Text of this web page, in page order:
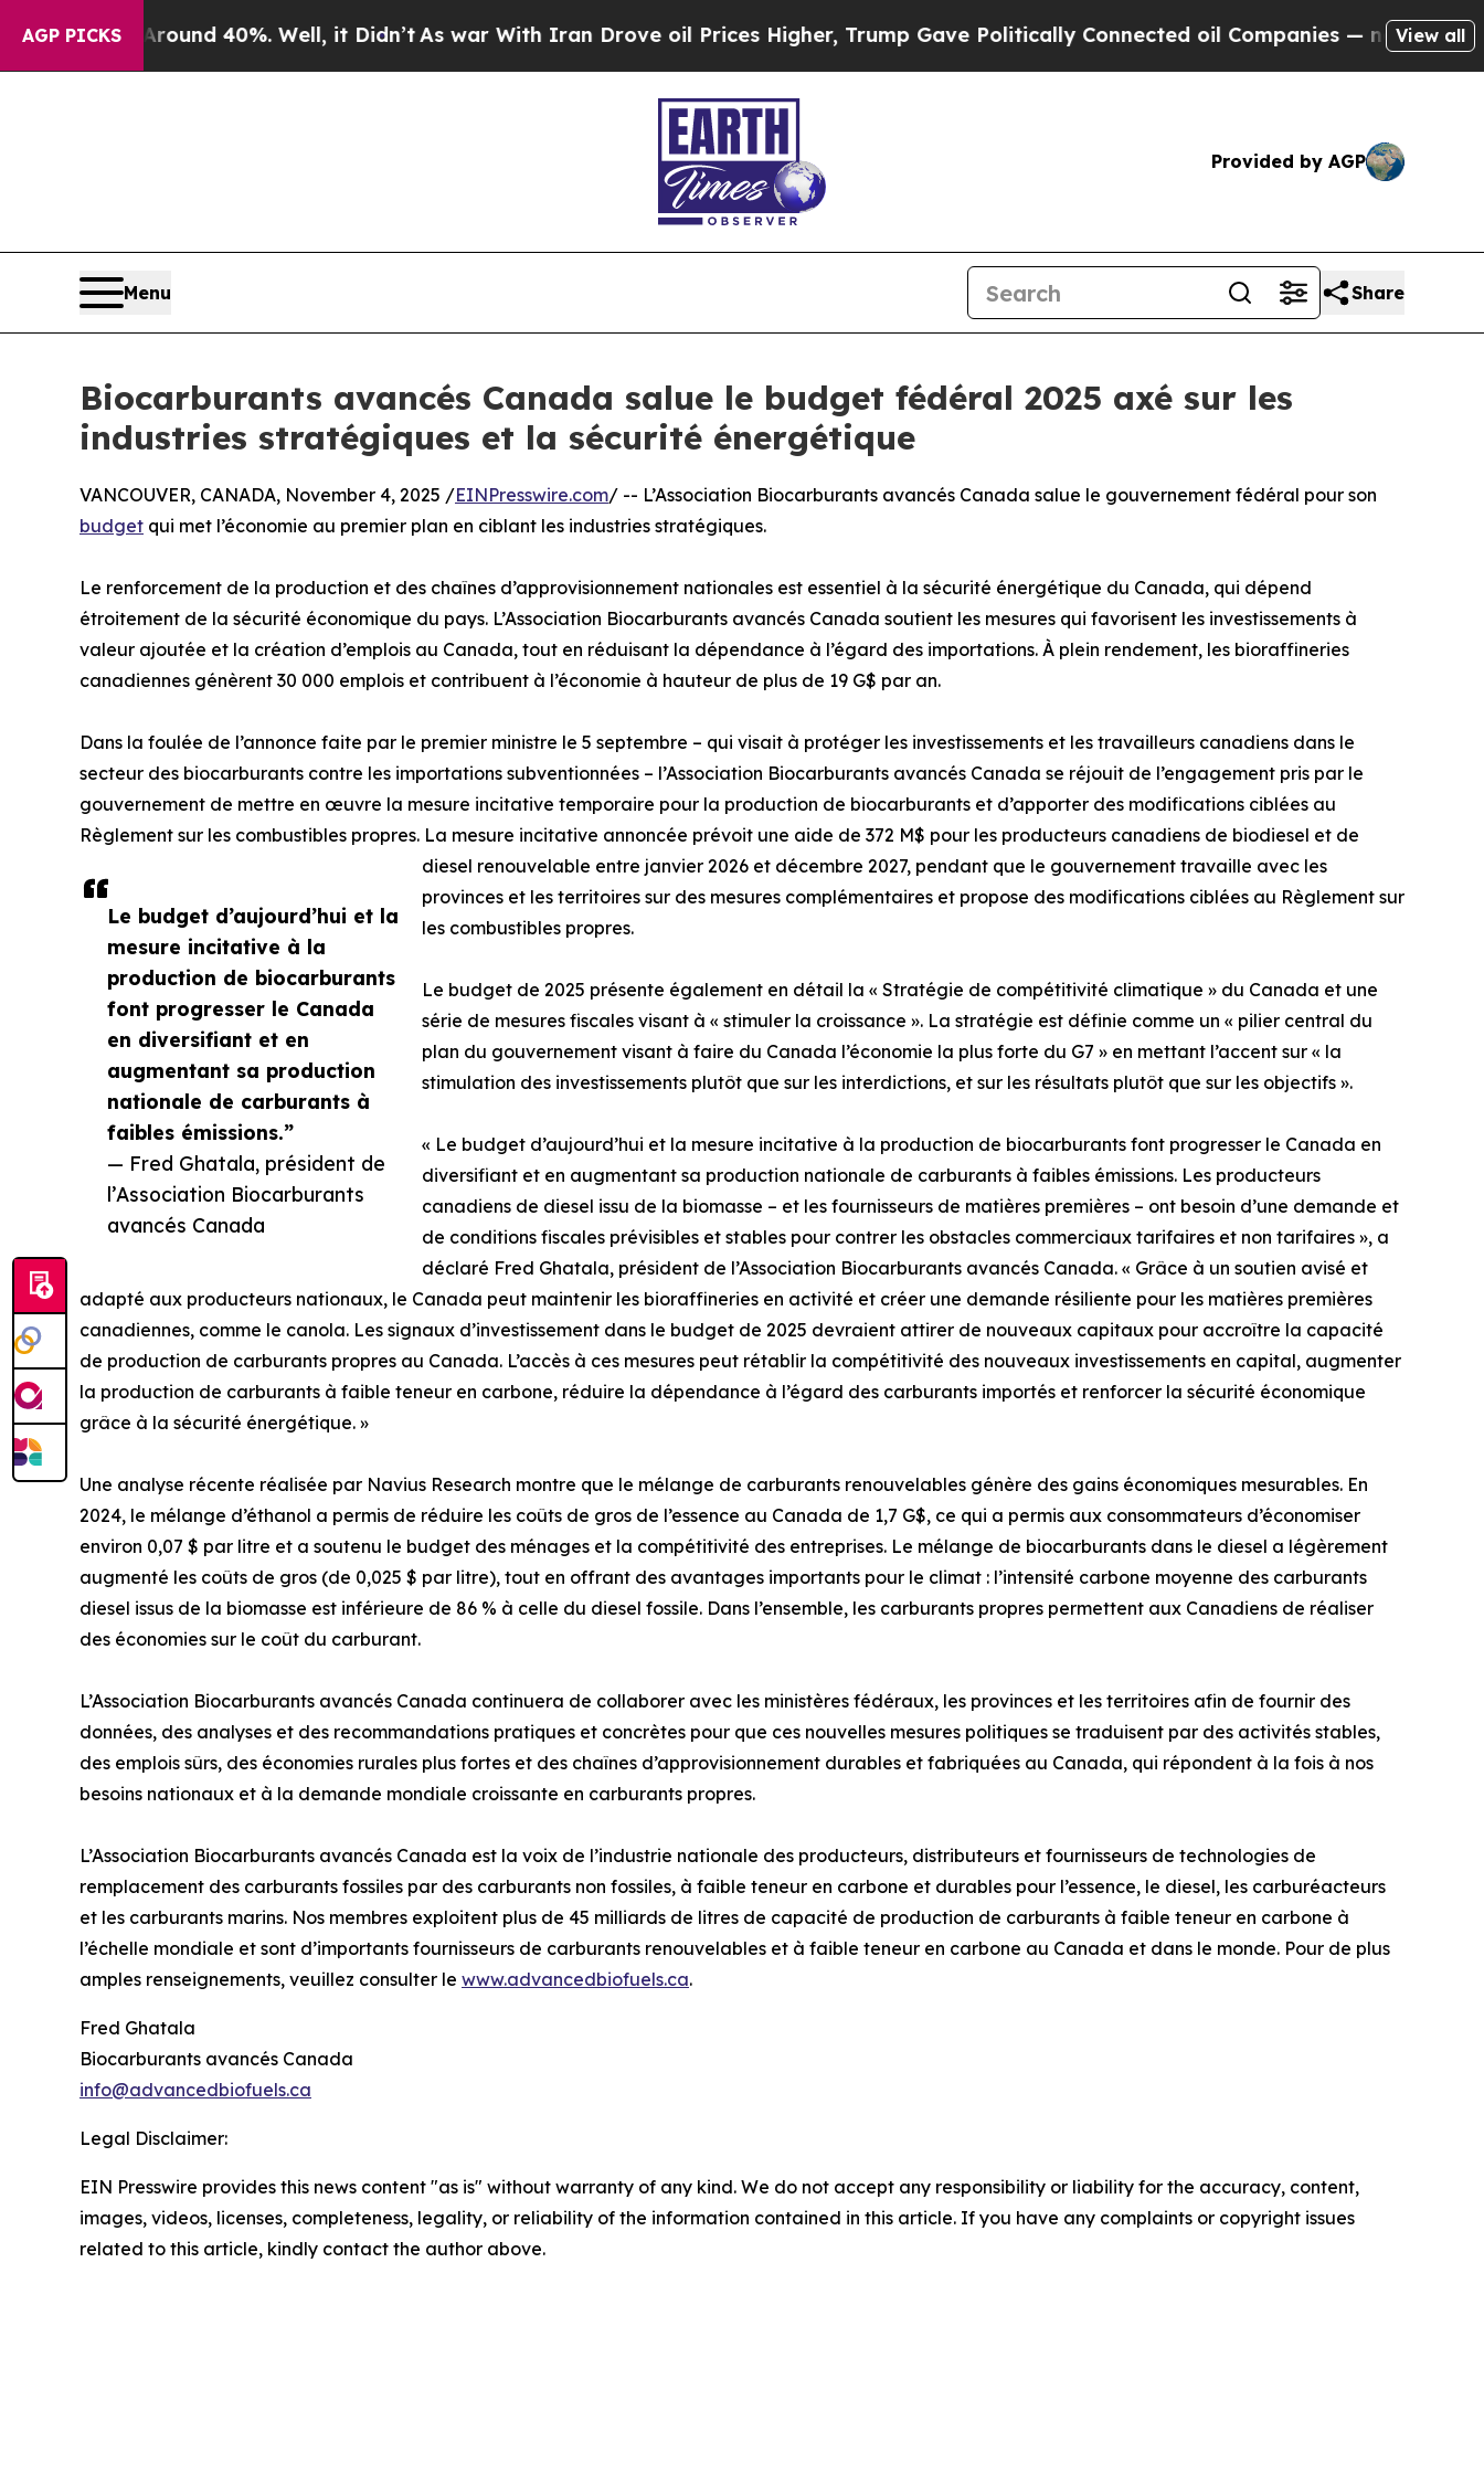
AGP PICKS
Around 40%. Well, it Didn’t As war With Iran Drove oil Prices Higher, Trump Gave Politically Connected oil Companies — not Taxpayers —
View all
Provided by AGP
Menu Share
Biocarburants avancés Canada salue le budget fédéral 2025 axé sur les
industries stratégiques et la sécurité énergétique
Le budget d’aujourd’hui et la
mesure incitative à la
production de biocarburants
font progresser le Canada
en diversifiant et en
augmentant sa production
nationale de carburants à
faibles émissions.”
— Fred Ghatala, président de
l’Association Biocarburants
avancés Canada
VANCOUVER, CANADA, November 4, 2025 /EINPresswire.com/ -- L’Association Biocarburants avancés Canada salue le gouvernement fédéral pour son
budget qui met l’économie au premier plan en ciblant les industries stratégiques.
Le renforcement de la production et des chaînes d’approvisionnement nationales est essentiel à la sécurité énergétique du Canada, qui dépend
étroitement de la sécurité économique du pays. L’Association Biocarburants avancés Canada soutient les mesures qui favorisent les investissements à
valeur ajoutée et la création d’emplois au Canada, tout en réduisant la dépendance à l’égard des importations. À plein rendement, les bioraffineries
canadiennes génèrent 30 000 emplois et contribuent à l’économie à hauteur de plus de 19 G$ par an.
Dans la foulée de l’annonce faite par le premier ministre le 5 septembre – qui visait à protéger les investissements et les travailleurs canadiens dans le
secteur des biocarburants contre les importations subventionnées – l’Association Biocarburants avancés Canada se réjouit de l’engagement pris par le
gouvernement de mettre en œuvre la mesure incitative temporaire pour la production de biocarburants et d’apporter des modifications ciblées au
Règlement sur les combustibles propres. La mesure incitative annoncée prévoit une aide de 372 M$ pour les producteurs canadiens de biodiesel et de
diesel renouvelable entre janvier 2026 et décembre 2027, pendant que le gouvernement travaille avec les
provinces et les territoires sur des mesures complémentaires et propose des modifications ciblées au Règlement sur
les combustibles propres.
Le budget de 2025 présente également en détail la « Stratégie de compétitivité climatique » du Canada et une
série de mesures fiscales visant à « stimuler la croissance ». La stratégie est définie comme un « pilier central du
plan du gouvernement visant à faire du Canada l’économie la plus forte du G7 » en mettant l’accent sur « la
stimulation des investissements plutôt que sur les interdictions, et sur les résultats plutôt que sur les objectifs ».
« Le budget d’aujourd’hui et la mesure incitative à la production de biocarburants font progresser le Canada en
diversifiant et en augmentant sa production nationale de carburants à faibles émissions. Les producteurs
canadiens de diesel issu de la biomasse – et les fournisseurs de matières premières – ont besoin d’une demande et
de conditions fiscales prévisibles et stables pour contrer les obstacles commerciaux tarifaires et non tarifaires », a
déclaré Fred Ghatala, président de l’Association Biocarburants avancés Canada. « Grâce à un soutien avisé et
adapté aux producteurs nationaux, le Canada peut maintenir les bioraffineries en activité et créer une demande résiliente pour les matières premières
canadiennes, comme le canola. Les signaux d’investissement dans le budget de 2025 devraient attirer de nouveaux capitaux pour accroître la capacité
de production de carburants propres au Canada. L’accès à ces mesures peut rétablir la compétitivité des nouveaux investissements en capital, augmenter
la production de carburants à faible teneur en carbone, réduire la dépendance à l’égard des carburants importés et renforcer la sécurité économique
grâce à la sécurité énergétique. »
Une analyse récente réalisée par Navius Research montre que le mélange de carburants renouvelables génère des gains économiques mesurables. En
2024, le mélange d’éthanol a permis de réduire les coûts de gros de l’essence au Canada de 1,7 G$, ce qui a permis aux consommateurs d’économiser
environ 0,07 $ par litre et a soutenu le budget des ménages et la compétitivité des entreprises. Le mélange de biocarburants dans le diesel a légèrement
augmenté les coûts de gros (de 0,025 $ par litre), tout en offrant des avantages importants pour le climat : l’intensité carbone moyenne des carburants
diesel issus de la biomasse est inférieure de 86 % à celle du diesel fossile. Dans l’ensemble, les carburants propres permettent aux Canadiens de réaliser
des économies sur le coût du carburant.
L’Association Biocarburants avancés Canada continuera de collaborer avec les ministères fédéraux, les provinces et les territoires afin de fournir des
données, des analyses et des recommandations pratiques et concrètes pour que ces nouvelles mesures politiques se traduisent par des activités stables,
des emplois sûrs, des économies rurales plus fortes et des chaînes d’approvisionnement durables et fabriquées au Canada, qui répondent à la fois à nos
besoins nationaux et à la demande mondiale croissante en carburants propres.
L’Association Biocarburants avancés Canada est la voix de l’industrie nationale des producteurs, distributeurs et fournisseurs de technologies de
remplacement des carburants fossiles par des carburants non fossiles, à faible teneur en carbone et durables pour l’essence, le diesel, les carburéacteurs
et les carburants marins. Nos membres exploitent plus de 45 milliards de litres de capacité de production de carburants à faible teneur en carbone à
l’échelle mondiale et sont d’importants fournisseurs de carburants renouvelables et à faible teneur en carbone au Canada et dans le monde. Pour de plus
amples renseignements, veuillez consulter le www.advancedbiofuels.ca.
Fred Ghatala
Biocarburants avancés Canada
info@advancedbiofuels.ca
Legal Disclaimer:
EIN Presswire provides this news content "as is" without warranty of any kind. We do not accept any responsibility or liability for the accuracy, content,
images, videos, licenses, completeness, legality, or reliability of the information contained in this article. If you have any complaints or copyright issues
related to this article, kindly contact the author above.